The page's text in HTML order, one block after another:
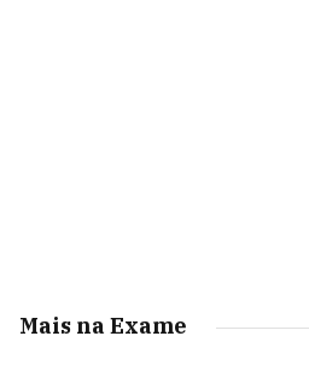
Mais na Exame